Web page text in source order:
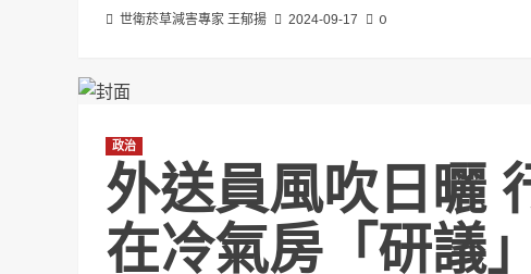
世衛菸草減害專家 王郁揚 2024-09-17 0
政治
外送員風吹日曬
在冷氣房「研議